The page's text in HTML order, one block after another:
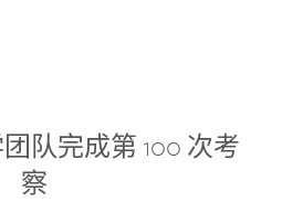
队完成第 100 次考
察